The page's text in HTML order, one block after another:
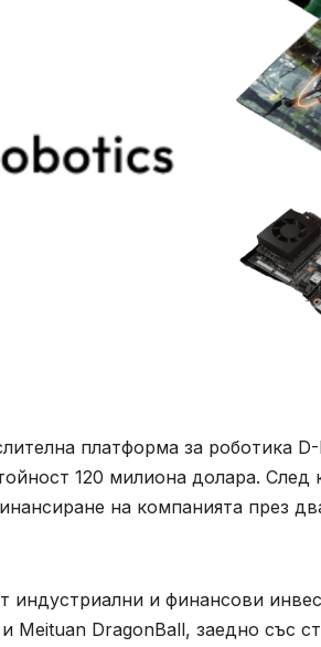
платформа за роботика
120 милиона долара.
на компанията през
индустриални и финансови
Meituan DragonBall, заедно със